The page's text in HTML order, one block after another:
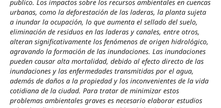
publico. Los impactos sobre los recursos ambientales en cuencas
urbanas, como la deforestación de las laderas, la planta sujeta
a inundar la ocupación, lo que aumenta el sellado del suelo,
eliminación de residuos en las laderas y canales, entre otros,
alteran significativamente los fenómenos de origen hidrológico,
agravando la formación de las inundaciones. Las inundaciones
pueden causar alta mortalidad, debido al efecto directo de las
inundaciones y las enfermedades transmitidas por el agua,
además de daños a la propiedad y los inconvenientes de la vida
cotidiana de la ciudad. Para tratar de minimizar estos
problemas ambientales graves es necesario elaborar estudios